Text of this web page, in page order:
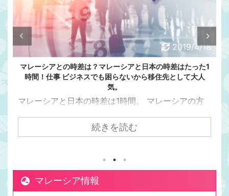
2019/4/18
マレーシアとの時差は？マレーシアと日本の時差はたった1
時間！仕事 ビジネスでも困らないから移住先として大人
気。
マレーシアと日本の時差は1時間。 マレーシアの方
意外と知られてないんですよね。 日本とマレーシア
の時差は1時間です。 マレーシアの方が日本より1時
時。朝6時はまだ真っ暗です。 ママチキ ママチキは
お弁当を作るために、マレー時間で朝5時半には起き
てますが、まだ夜中！という暗さです。 日本からク
続きを読む
マレーシア情報